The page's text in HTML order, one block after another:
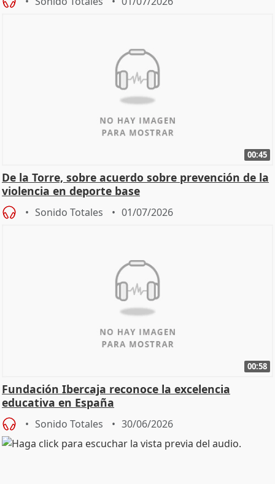
00:45
De la Torre, sobre acuerdo sobre prevención de la
violencia en deporte base
Sonido Totales 01/07/2026
00:58
Fundación Ibercaja reconoce la excelencia
educativa en España
Sonido Totales 30/06/2026